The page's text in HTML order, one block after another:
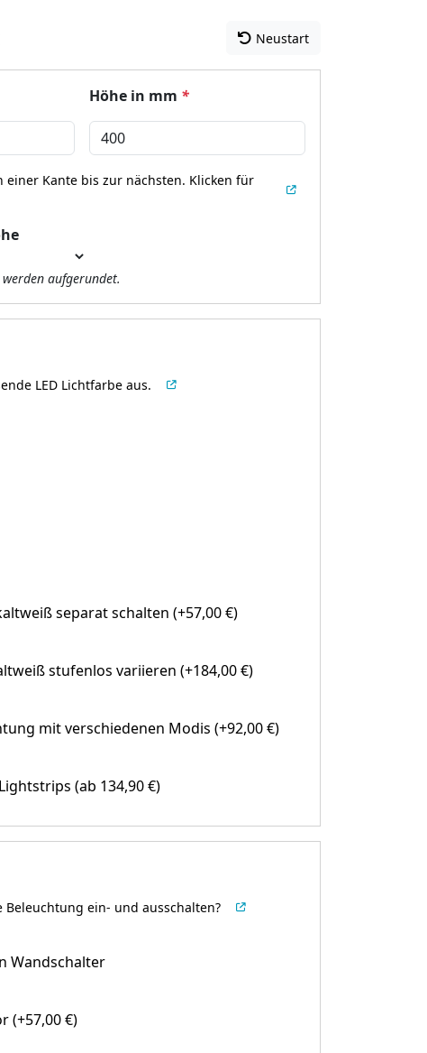
Neustart
Höhe in mm *
einer Kante bis zur nächsten. Klicken für
aufgerundet.
LED Lichtfarbe aus.
separat schalten (+57,00 €)
stufenlos variieren (+184,00 €)
mit verschiedenen Modis (+92,00 €)
(ab 134,90 €)
Beleuchtung ein- und ausschalten?
Wandschalter
(+57,00 €)